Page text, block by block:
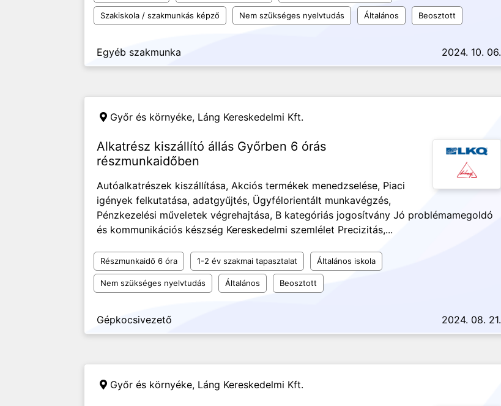
Szakiskola / szakmunkás képző Nem szükséges nyelvtudás Általános Beosztott
Egyéb szakmunka 2024. 10. 06.
Győr és környéke, Láng Kereskedelmi Kft.
Alkatrész kiszállító állás Győrben 6 órás
részmunkaidőben
Autóalkatrészek kiszállítása, Akciós termékek menedzselése, Piaci
igények felkutatása, adatgyűjtés, Ügyfélorientált munkavégzés,
Pénzkezelési műveletek végrehajtása, B kategóriás jogosítvány Jó problémamegoldó
és kommunikációs készség Kereskedelmi szemlélet Precizitás,...
Részmunkaidő 6 óra 1-2 év szakmai tapasztalat Általános iskola
Nem szükséges nyelvtudás Általános Beosztott
Gépkocsivezető 2024. 08. 21.
Győr és környéke, Láng Kereskedelmi Kft.